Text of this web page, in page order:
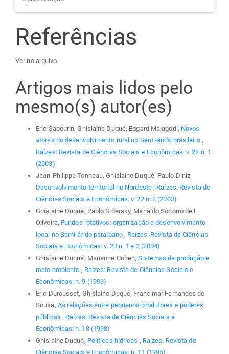
Referências
Ver no arquivo.
Artigos mais lidos pelo
mesmo(s) autor(es)
Eric Sabourin, Ghislaine Duqué, Edgard Malagodi, Novos
atores do desenvolvimento rural no Semi-árido brasileiro ,
Raízes: Revista de Ciências Sociais e Econômicas: v. 22 n. 1
(2003)
Jean-Philippe Tonneau, Ghislaine Duqué, Paulo Diniz,
Desenvolvimento territorial no Nordeste , Raízes: Revista de
Ciências Sociais e Econômicas: v. 22 n. 2 (2003)
Ghislaine Duque, Pablo Sidersky, Maria do Socorro de L.
Oliveira, Fundos rotativos: organização e desenvolvimento
local no Semi-árido paraibano , Raízes: Revista de Ciências
Sociais e Econômicas: v. 23 n. 1 e 2 (2004)
Ghislaine Duqué, Marianne Cohen,Sistemas de produção e
meio ambiente , Raízes: Revista de Ciências Sociais e
Econômicas: n. 9 (1993)
Eric Durousset, Ghislaine Duqué, Francimar Fernandes de
Sousa, As relações entre pequenos produtores e poderes
públicos , Raízes: Revista de Ciências Sociais e
Econômicas: n. 18 (1998)
Ghislaine Duqué, Políticas hídricas , Raízes: Revista de
Ciências Sociais e Econômicas: n. 11 (1995)